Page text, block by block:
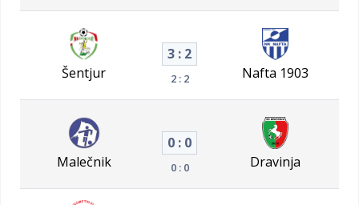
Šentjur
3 : 2
2 : 2 Nafta 1903
Malečnik
0 : 0
0 : 0 Dravinja